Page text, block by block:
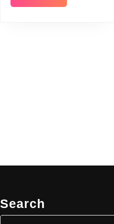
MORE
Search